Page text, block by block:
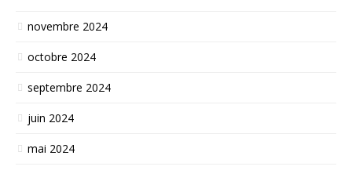
novembre 2024
octobre 2024
septembre 2024
juin 2024
mai 2024